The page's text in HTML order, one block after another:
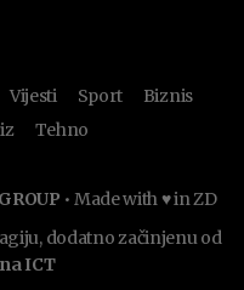
Vijesti Sport
Biznis
Tehno
• Made with ♥ in ZD
dodatno začinjenu od
ICT